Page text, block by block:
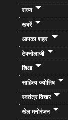
राज्य
खबरें
आपका शहर
टेक्नोलाजी
शिक्षा
साहित्य ज्योतिष
स्वतंत्र विचार
खेल मनोरंजन